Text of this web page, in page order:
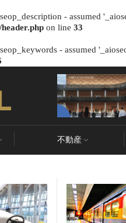
- assumed
on line 33
- assumed
不動産